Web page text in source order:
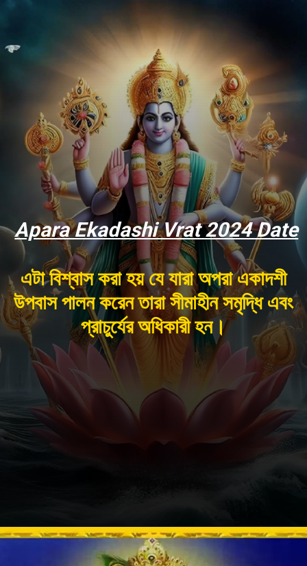
এটা বিশ্বাস করা হয় যে যারা অপরা একাদশী
উপবাস পালন করেন তারা সীমাহীন সমৃদ্ধি এবং
প্রাচুর্যের অধিকারী হন।
Apara Ekadashi Vrat 2024 Date